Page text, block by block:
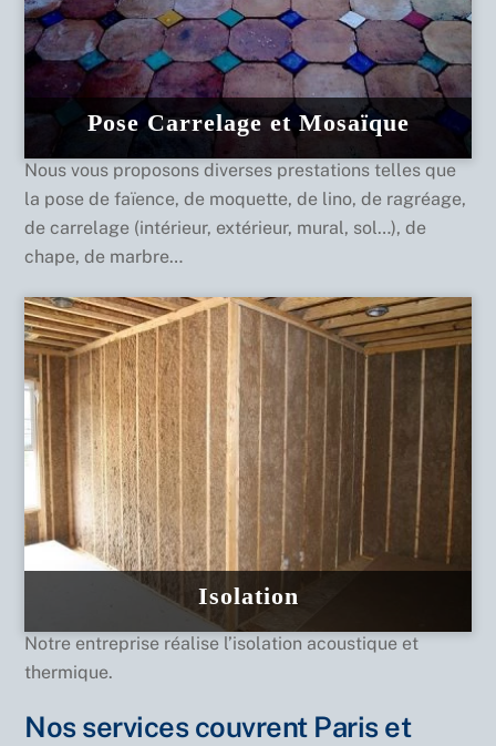
Pose Carrelage et Mosaïque
Nous vous proposons diverses prestations telles que
la pose de faïence, de moquette, de lino, de ragréage,
de carrelage (intérieur, extérieur, mural, sol…), de
chape, de marbre…
Isolation
Notre entreprise réalise l’isolation acoustique et
thermique.
Nos services couvrent Paris et